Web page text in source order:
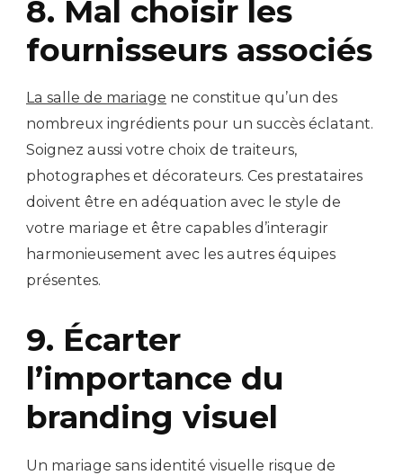
8. Mal choisir les
fournisseurs associés
La salle de mariage ne constitue qu’un des
nombreux ingrédients pour un succès éclatant.
Soignez aussi votre choix de traiteurs,
photographes et décorateurs. Ces prestataires
doivent être en adéquation avec le style de
votre mariage et être capables d’interagir
harmonieusement avec les autres équipes
présentes.
9. Écarter
l’importance du
branding visuel
Un mariage sans identité visuelle risque de